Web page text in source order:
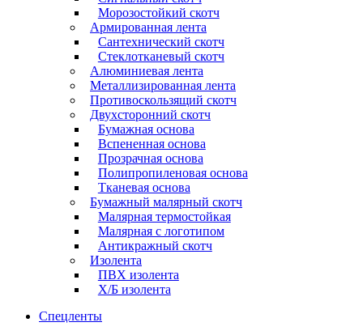
Морозостойкий скотч
Армированная лента
Сантехнический скотч
Стеклотканевый скотч
Алюминиевая лента
Металлизированная лента
Противоскользящий скотч
Двухсторонний скотч
Бумажная основа
Вспененная основа
Прозрачная основа
Полипропиленовая основа
Тканевая основа
Бумажный малярный скотч
Малярная термостойкая
Малярная с логотипом
Антикражный скотч
Изолента
ПВХ изолента
Х/Б изолента
Спецленты